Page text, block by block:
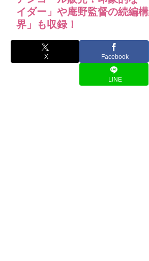
イダー」や庵野監督の続編
界」も収録！
X Facebook
LINE